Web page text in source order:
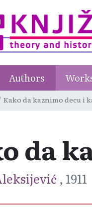
Authors
Kako da kaznimo decu i
da
, 1911